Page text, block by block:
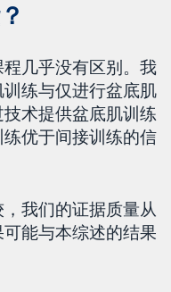
几乎没有区别。我
练与仅进行盆底肌
术提供盆底肌训练
优于间接训练的信
我们的证据质量从
能与本综述的结果